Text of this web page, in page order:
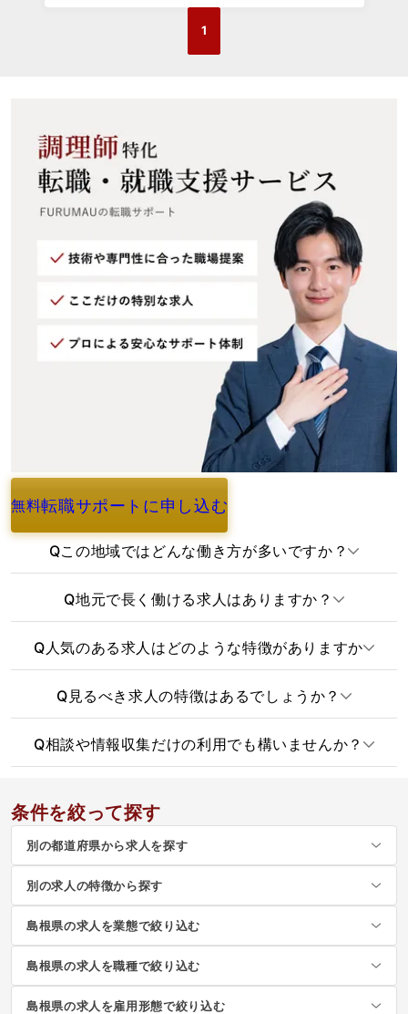
1
無料転職サポートに申し込む
よくあるご質問
Qこの地域ではどんな働き方が多いですか？
Q地元で長く働ける求人はありますか？
Q人気のある求人はどのような特徴がありますか
Q 見るべき求人の特徴はあるでしょうか？
Q相談や情報収集だけの利用でも構いませんか？
条件を絞って探す
別の都道府県から求人を探す
別の求人の特徴から探す
島根県の求人を業態で絞り込む
島根県の求人を職種で絞り込む
島根県の求人を雇用形態で絞り込む